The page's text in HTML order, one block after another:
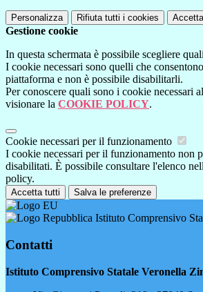
Personalizza Rifiuta tutti i cookies
Gestione cookie
In questa schermata è possibile scegliere
I cookie necessari sono quelli che
piattaforma e non è possibile disabilitarli.
Per conoscere quali sono i cookie necessari
visionare la COOKIE POLICY.
Cookie necessari per il funzionamento
I cookie necessari per il funzionamento non
disabilitati. È possibile consultare l'elenco
policy.
Accetta tutti Salva le preferenze
Istituto Comprensivo
Contatti
Istituto Comprensivo Statale Veronella